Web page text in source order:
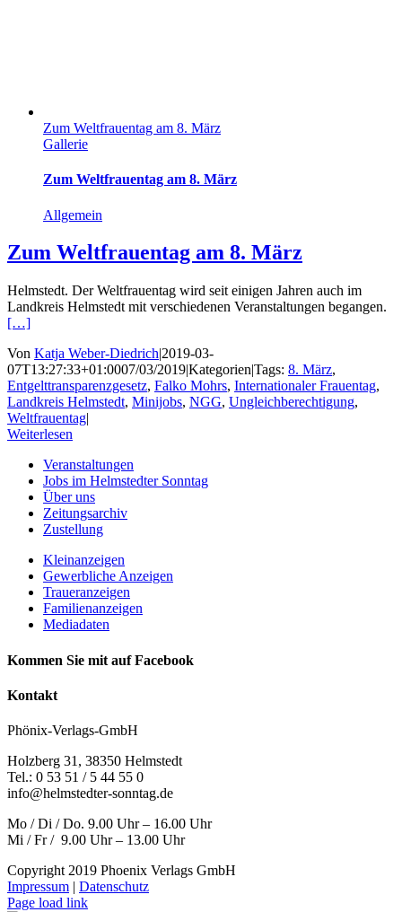
Zum Weltfrauentag am 8. März
Gallerie
Zum Weltfrauentag am 8. März
Allgemein
Zum Weltfrauentag am 8. März
Helmstedt. Der Weltfrauentag wird seit einigen Jahren auch im
Landkreis Helmstedt mit verschiedenen Veranstaltungen begangen.
[…]
Von Katja Weber-Diedrich|2019-03-
07T13:27:33+01:0007/03/2019|Kategorien|Tags: 8. März,
Entgelttransparenzgesetz, Falko Mohrs, Internationaler Frauentag,
Landkreis Helmstedt, Minijobs, NGG, Ungleichberechtigung,
Weltfrauentag|
Weiterlesen
Veranstaltungen
Jobs im Helmstedter Sonntag
Über uns
Zeitungsarchiv
Zustellung
Kleinanzeigen
Gewerbliche Anzeigen
Traueranzeigen
Familienanzeigen
Mediadaten
Kommen Sie mit auf Facebook
Kontakt
Phönix-Verlags-GmbH
Holzberg 31, 38350 Helmstedt
Tel.: 0 53 51 / 5 44 55 0
info@helmstedter-sonntag.de
Mo / Di / Do. 9.00 Uhr – 16.00 Uhr
Mi / Fr / 9.00 Uhr – 13.00 Uhr
Copyright 2019 Phoenix Verlags GmbH
Impressum | Datenschutz
Page load link